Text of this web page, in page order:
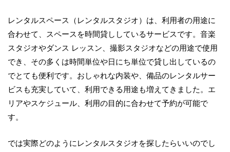
レンタルスペース（レンタルスタジオ）は、利用者の用途に
合わせて、スペースを時間貸ししているサービスです。音楽
スタジオやダンス レッスン、撮影スタジオなどの用途で使用
でき、その多くは時間単位や日にち単位で貸し出しているの
でとても便利です。おしゃれな内装や、備品のレンタルサー
ビスも充実していて、利用できる用途も増えてきました。エ
リアやスケジュール、利用の目的に合わせて予約が可能で
す。
では実際どのようにレンタルスタジオを探したらいいのでし